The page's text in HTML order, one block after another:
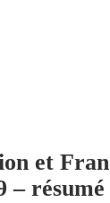
et
–